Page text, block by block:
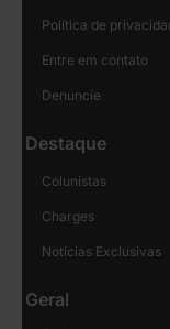
Política de
Entre em contato
Denuncie
Destaque
Colunistas
Charges
Notícias Exclusivas
Geral